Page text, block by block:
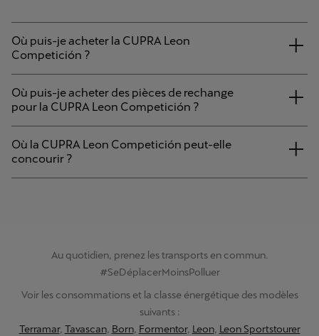
Où puis-je acheter la CUPRA Leon
Competición ?
Où puis-je acheter des pièces de rechange
pour la CUPRA Leon Competición ?
Où la CUPRA Leon Competición peut-elle
concourir ?
Au quotidien, prenez les transports en commun.
#SeDéplacerMoinsPolluer
Voir les consommations et la classe énergétique des modèles
suivants :
Terramar, Tavascan, Born, Formentor, Leon, Leon Sportstourer